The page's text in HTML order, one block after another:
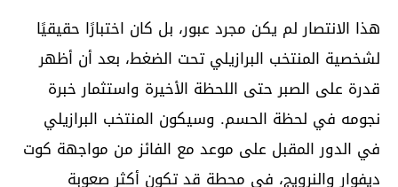
هذا الانتصار لم يكن مجرد عبور، بل كان اختبارًا حقيقيًا
لشخصية المنتخب البرازيلي تحت الضغط، بعد أن أظهر
قدرة على الصبر حتى اللحظة الأخيرة واستثمار خبرة
نجومه في لحظة الحسم. وسيكون المنتخب البرازيلي
في الدور المقبل على موعد مع الفائز من مواجهة كوت
ديفوار والنرويج، في محطة قد تكون أكثر صعوبة